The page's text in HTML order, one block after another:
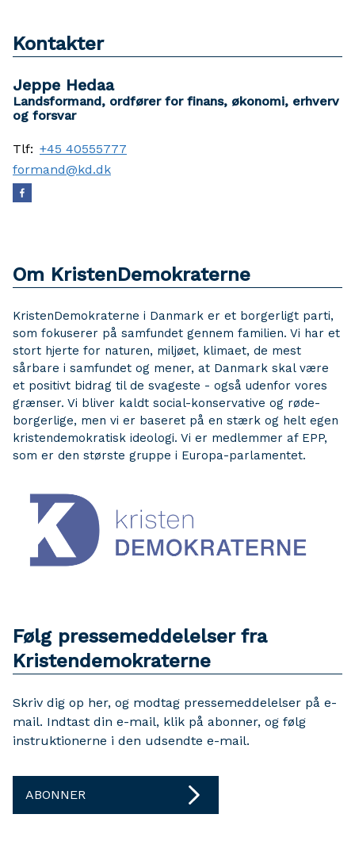
Kontakter
Jeppe Hedaa
Landsformand, ordfører for finans, økonomi, erhverv
og forsvar
Tlf: +45 40555777
formand@kd.dk
Om KristenDemokraterne
KristenDemokraterne i Danmark er et borgerligt parti,
som fokuserer på samfundet gennem familien. Vi har et
stort hjerte for naturen, miljøet, klimaet, de mest
sårbare i samfundet og mener, at Danmark skal være
et positivt bidrag til de svageste - også udenfor vores
grænser. Vi bliver kaldt social-konservative og røde-
borgerlige, men vi er baseret på en stærk og helt egen
kristendemokratisk ideologi. Vi er medlemmer af EPP,
som er den største gruppe i Europa-parlamentet.
Følg pressemeddelelser fra
Kristendemokraterne
Skriv dig op her, og modtag pressemeddelelser på e-
mail. Indtast din e-mail, klik på abonner, og følg
instruktionerne i den udsendte e-mail.
ABONNER